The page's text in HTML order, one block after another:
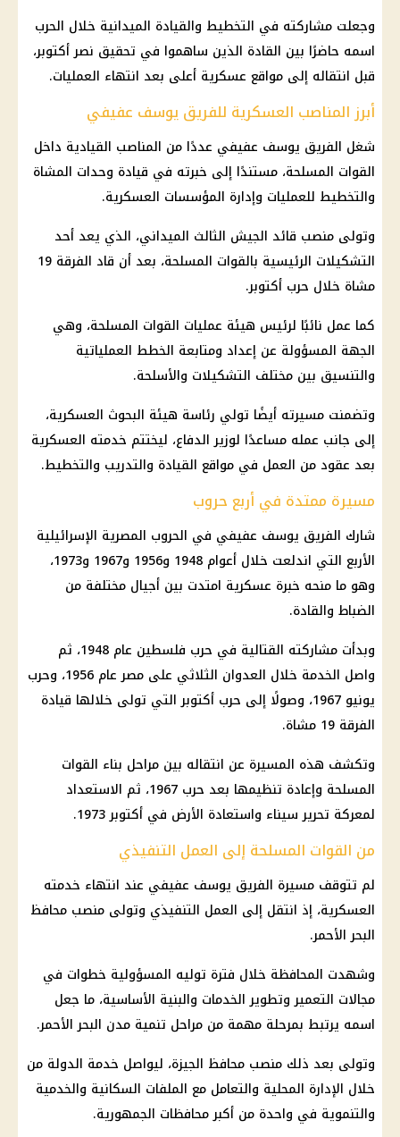
وجعلت مشاركته في التخطيط والقيادة الميدانية خلال الحرب
اسمه حاضرًا بين القادة الذين ساهموا في تحقيق نصر أكتوبر،
قبل انتقاله إلى مواقع عسكرية أعلى بعد انتهاء العمليات.
أبرز المناصب العسكرية للفريق يوسف عفيفي
شغل الفريق يوسف عفيفي عددًا من المناصب القيادية داخل
القوات المسلحة، مستندًا إلى خبرته في قيادة وحدات المشاة
والتخطيط للعمليات وإدارة المؤسسات العسكرية.
وتولى منصب قائد الجيش الثالث الميداني، الذي يعد أحد
التشكيلات الرئيسية بالقوات المسلحة، بعد أن قاد الفرقة 19
مشاة خلال حرب أكتوبر.
كما عمل نائبًا لرئيس هيئة عمليات القوات المسلحة، وهي
الجهة المسؤولة عن إعداد ومتابعة الخطط العملياتية
والتنسيق بين مختلف التشكيلات والأسلحة.
وتضمنت مسيرته أيضًا تولي رئاسة هيئة البحوث العسكرية،
إلى جانب عمله مساعدًا لوزير الدفاع، ليختتم خدمته العسكرية
بعد عقود من العمل في مواقع القيادة والتدريب والتخطيط.
مسيرة ممتدة في أربع حروب
شارك الفريق يوسف عفيفي في الحروب المصرية الإسرائيلية
الأربع التي اندلعت خلال أعوام 1948 و1956 و1967 و1973،
وهو ما منحه خبرة عسكرية امتدت بين أجيال مختلفة من
الضباط والقادة.
وبدأت مشاركته القتالية في حرب فلسطين عام 1948، ثم
واصل الخدمة خلال العدوان الثلاثي على مصر عام 1956، وحرب
يونيو 1967، وصولًا إلى حرب أكتوبر التي تولى خلالها قيادة
الفرقة 19 مشاة.
وتكشف هذه المسيرة عن انتقاله بين مراحل بناء القوات
المسلحة
وإعادة تنظيمها بعد حرب 1967، ثم الاستعداد
لمعركة تحرير سيناء واستعادة الأرض في أكتوبر 1973.
من القوات المسلحة إلى العمل التنفيذي
لم تتوقف مسيرة الفريق يوسف عفيفي عند انتهاء خدمته
العسكرية، إذ انتقل إلى العمل التنفيذي وتولى منصب محافظ
البحر الأحمر.
وشهدت المحافظة خلال فترة توليه المسؤولية خطوات في
مجالات التعمير وتطوير الخدمات والبنية الأساسية، ما جعل
اسمه يرتبط بمرحلة مهمة من مراحل تنمية مدن البحر الأحمر.
وتولى بعد ذلك منصب محافظ الجيزة، ليواصل خدمة الدولة من
خلال الإدارة المحلية والتعامل مع الملفات السكانية والخدمية
والتنموية في واحدة من أكبر محافظات الجمهورية.